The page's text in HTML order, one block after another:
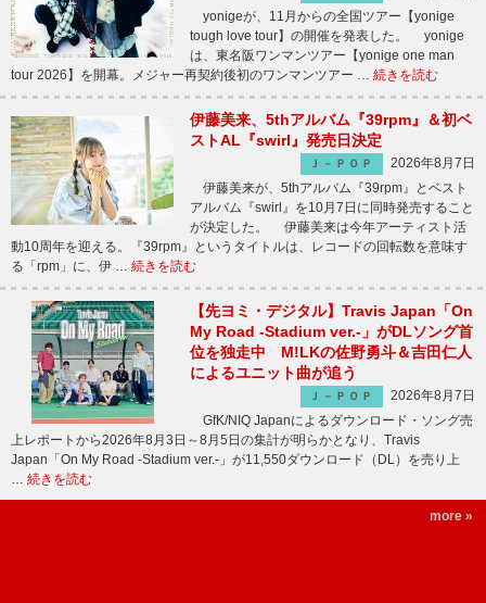
yonigeが、11月からの全国ツアー【yonige
tough love tour】の開催を発表した。 yonige
は、東名阪ワンマンツアー【yonige one man
tour 2026】を開幕。メジャー再契約後初のワンマンツアー … 続きを読む
伊藤美来、5thアルバム『39rpm』＆初ベ
ストAL『swirl』発売日決定
Ｊ－ＰＯＰ
2026年8月7日
伊藤美来が、5thアルバム『39rpm』とベスト
アルバム『swirl』を10月7日に同時発売すること
が決定した。 伊藤美来は今年アーティスト活
動10周年を迎える。『39rpm』というタイトルは、レコードの回転数を意味す
る「rpm」に、伊 … 続きを読む
【先ヨミ・デジタル】Travis Japan「On
My Road -Stadium ver.-」がDLソング首
位を独走中 M!LKの佐野勇斗＆吉田仁人
によるユニット曲が追う
Ｊ－ＰＯＰ
2026年8月7日
GfK/NIQ Japanによるダウンロード・ソング売
上レポートから2026年8月3日～8月5日の集計が明らかとなり、Travis
Japan「On My Road -Stadium ver.-」が11,550ダウンロード（DL）を売り上
… 続きを読む
more »